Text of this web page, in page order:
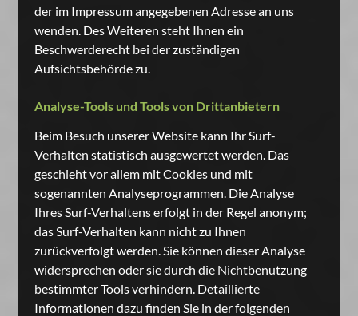
der im Impressum angegebenen Adresse an uns
wenden. Des Weiteren steht Ihnen ein
Beschwerderecht bei der zuständigen
Aufsichtsbehörde zu.
Analyse-Tools und Tools von Drittanbietern
Beim Besuch unserer Website kann Ihr Surf-
Verhalten statistisch ausgewertet werden. Das
geschieht vor allem mit Cookies und mit
sogenannten Analyseprogrammen. Die Analyse
Ihres Surf-Verhaltens erfolgt in der Regel anonym;
das Surf-Verhalten kann nicht zu Ihnen
zurückverfolgt werden. Sie können dieser Analyse
widersprechen oder sie durch die Nichtbenutzung
bestimmter Tools verhindern. Detaillierte
Informationen dazu finden Sie in der folgenden